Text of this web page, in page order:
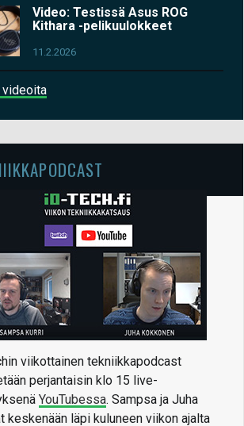
Video: Testissä Asus ROG
Kithara -pelikuulokkeet
11.2.2026
videoita
viikottainen tekniikkapodcast
perjantaisin klo 15 live-
YouTubessa. Sampsa ja Juha
keskenään läpi kuluneen viikon ajalta